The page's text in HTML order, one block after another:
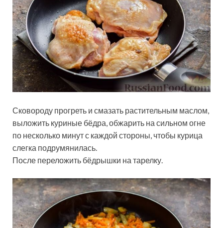
Сковороду прогреть и смазать растительным маслом,
выложить куриные бёдра, обжарить на сильном огне
по несколько минут с каждой стороны, чтобы курица
слегка подрумянилась.
После переложить бёдрышки на тарелку.